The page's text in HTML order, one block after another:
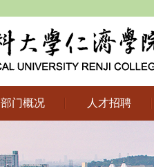
部门概况 人才招聘